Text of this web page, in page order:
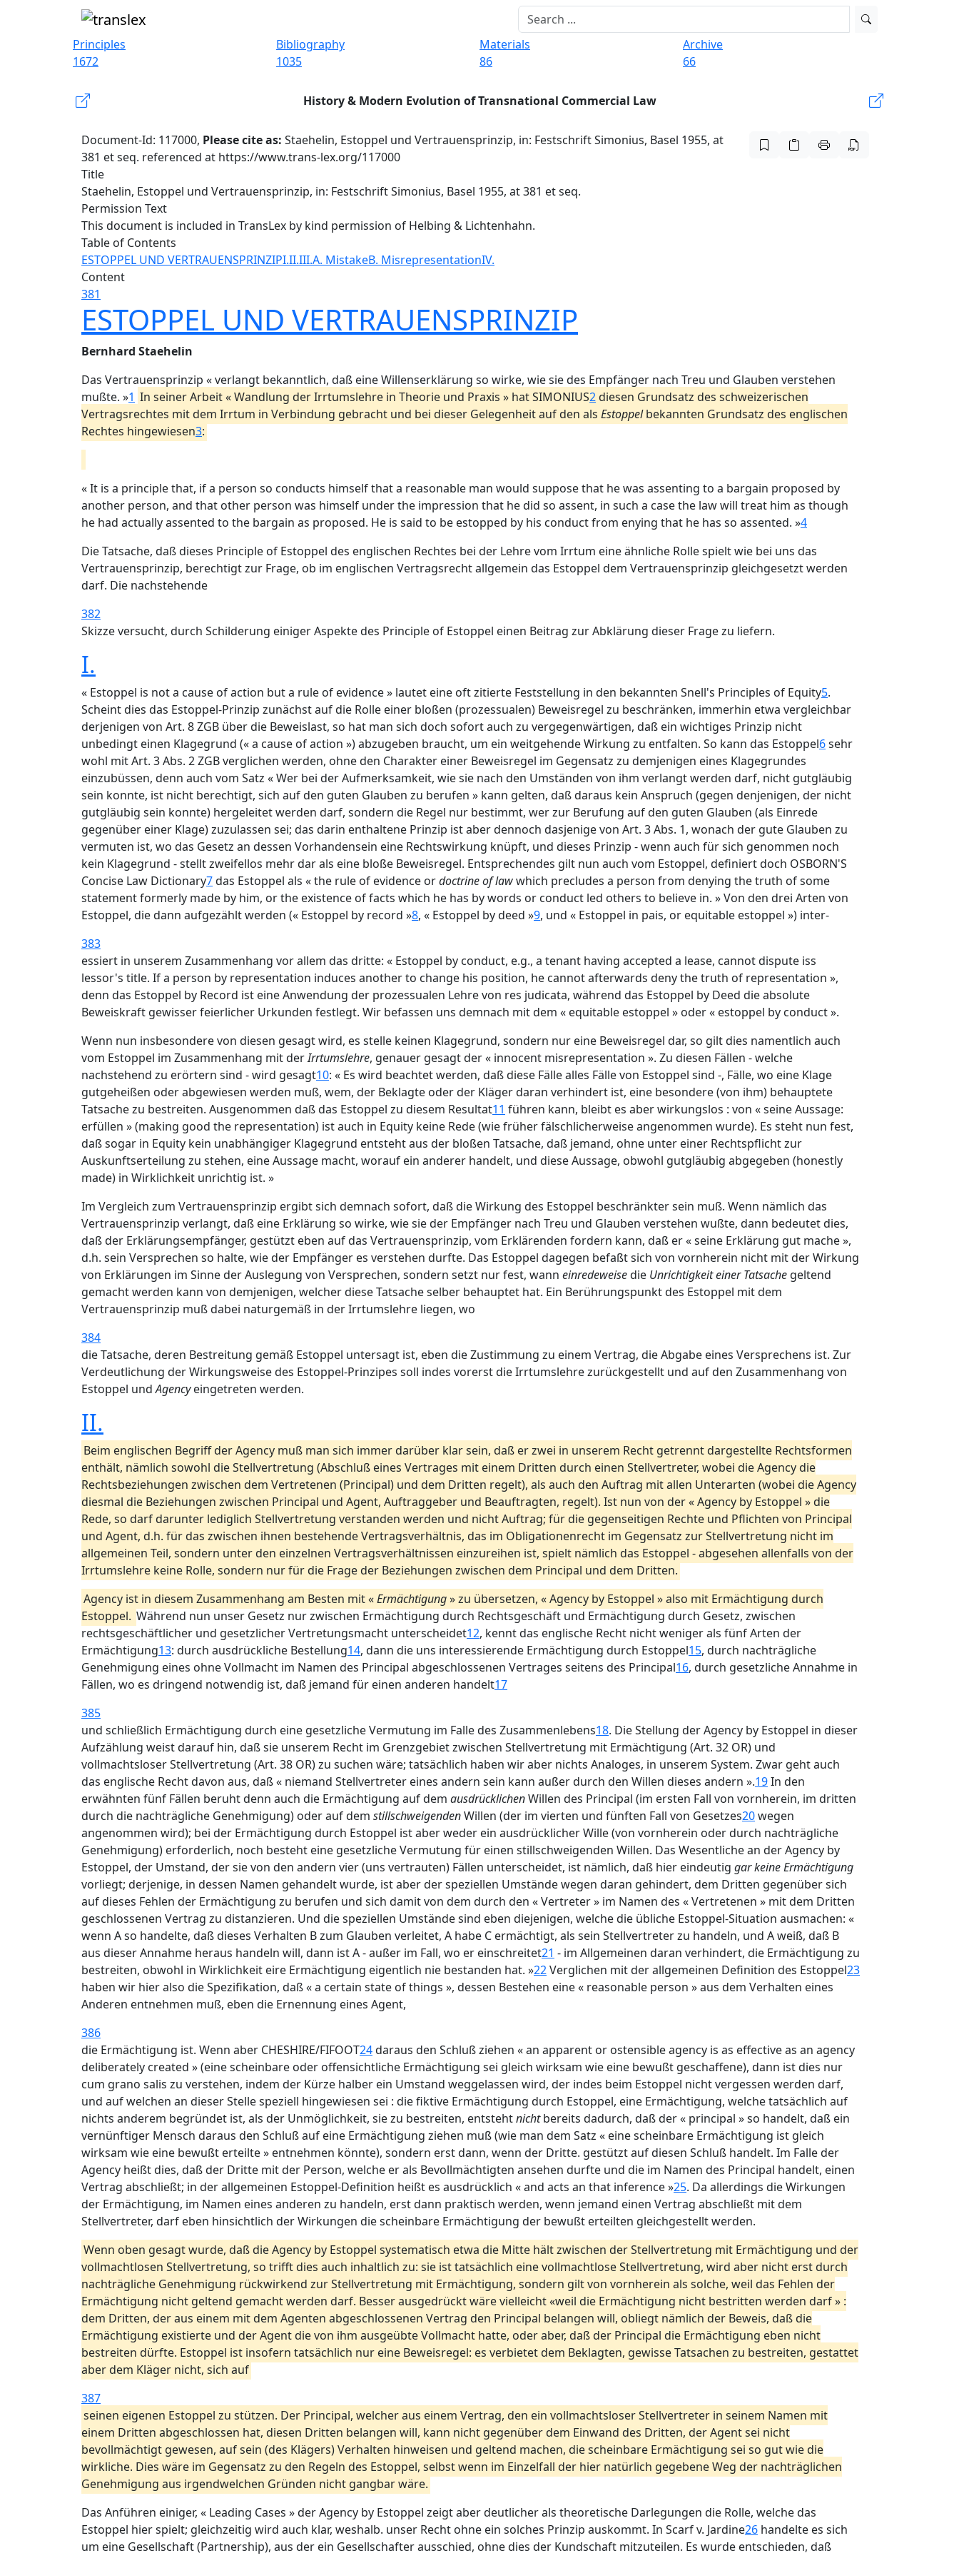
Principles
1672
Bibliography
1035
Materials
86
Archive
66
History & Modern Evolution of Transnational Commercial Law
Document-Id: 117000, Please cite as: Staehelin, Estoppel und Vertrauensprinzip, in: Festschrift Simonius, Basel 1955, at
381 et seq. referenced at https://www.trans-lex.org/117000
Title
Staehelin, Estoppel und Vertrauensprinzip, in: Festschrift Simonius, Basel 1955, at 381 et seq.
Permission Text
This document is included in TransLex by kind permission of Helbing & Lichtenhahn.
Table of Contents
ESTOPPEL UND VERTRAUENSPRINZIPI.II.III.A. MistakeB. MisrepresentationIV.
Content
381
ESTOPPEL UND VERTRAUENSPRINZIP
Bernhard Staehelin
Das Vertrauensprinzip « verlangt bekanntlich, daß eine Willenserklärung so wirke, wie sie des Empfänger nach Treu und Glauben verstehen
mußte. »1 In seiner Arbeit « Wandlung der Irrtumslehre in Theorie und Praxis » hat SIMONIUS2diesen Grundsatz des schweizerischen
Vertragsrechtes mit dem Irrtum in Verbindung gebracht und bei dieser Gelegenheit auf den als Estoppelbekannten Grundsatz des englischen
Rechtes hingewiesen3:
« It is a principle that, if a person so conducts himself that a reasonable man would suppose that he was assenting to a bargain proposed by
another person, and that other person was himself under the impression that he did so assent, in such a case the law will treat him as though
he had actually assented to the bargain as proposed. He is said to be estopped by his conduct from enying that he has so assented. »4
Die Tatsache, daß dieses Principle of Estoppel des englischen Rechtes bei der Lehre vom Irrtum eine ähnliche Rolle spielt wie bei uns das
Vertrauensprinzip, berechtigt zur Frage, ob im englischen Vertragsrecht allgemein das Estoppel dem Vertrauensprinzip gleichgesetzt werden
darf. Die nachstehende
382
Skizze versucht, durch Schilderung einiger Aspekte des Principle of Estoppel einen Beitrag zur Abklärung dieser Frage zu liefern.
I.
« Estoppel is not a cause of action but a rule of evidence » lautet eine oft zitierte Feststellung in den bekannten Snell's Principles of Equity5.
Scheint dies das Estoppel-Prinzip zunächst auf die Rolle einer bloßen (prozessualen) Beweisregel zu beschränken, immerhin etwa vergleichbar
derjenigen von Art. 8 ZGB über die Beweislast, so hat man sich doch sofort auch zu vergegenwärtigen, daß ein wichtiges Prinzip nicht
unbedingt einen Klagegrund (« a cause of action ») abzugeben braucht, um ein weitgehende Wirkung zu entfalten. So kann das Estoppel6sehr
wohl mit Art. 3 Abs. 2 ZGB verglichen werden, ohne den Charakter einer Beweisregel im Gegensatz zu demjenigen eines Klagegrundes
einzubüssen, denn auch vom Satz « Wer bei der Aufmerksamkeit, wie sie nach den Umständen von ihm verlangt werden darf, nicht gutgläubig
sein konnte, ist nicht berechtigt, sich auf den guten Glauben zu berufen » kann gelten, daß daraus kein Anspruch (gegen denjenigen, der nicht
gutgläubig sein konnte) hergeleitet werden darf, sondern die Regel nur bestimmt, wer zur Berufung auf den guten Glauben (als Einrede
gegenüber einer Klage) zuzulassen sei; das darin enthaltene Prinzip ist aber dennoch dasjenige von Art. 3 Abs. 1, wonach der gute Glauben zu
vermuten ist, wo das Gesetz an dessen Vorhandensein eine Rechtswirkung knüpft, und dieses Prinzip - wenn auch für sich genommen noch
kein Klagegrund - stellt zweifellos mehr dar als eine bloße Beweisregel. Entsprechendes gilt nun auch vom Estoppel, definiert doch OSBORN'S
Concise Law Dictionary7das Estoppel als « the rule of evidence ordoctrine of lawwhich precludes a person from denying the truth of some
statement formerly made by him, or the existence of facts which he has by words or conduct led others to believe in. » Von den drei Arten von
Estoppel, die dann aufgezählt werden (« Estoppel by record »8, « Estoppel by deed »9, und « Estoppel in pais, or equitable estoppel ») inter-
383
essiert in unserem Zusammenhang vor allem das dritte: « Estoppel by conduct, e.g., a tenant having accepted a lease, cannot dispute iss
lessor's title. If a person by representation induces another to change his position, he cannot afterwards deny the truth of representation »,
denn das Estoppel by Record ist eine Anwendung der prozessualen Lehre von res judicata, während das Estoppel by Deed die absolute
Beweiskraft gewisser feierlicher Urkunden festlegt. Wir befassen uns demnach mit dem « equitable estoppel » oder « estoppel by conduct ».
Wenn nun insbesondere von diesen gesagt wird, es stelle keinen Klagegrund, sondern nur eine Beweisregel dar, so gilt dies namentlich auch
vom Estoppel im Zusammenhang mit derIrrtumslehre, genauer gesagt der « innocent misrepresentation ». Zu diesen Fällen - welche
nachstehend zu erörtern sind - wird gesagt10: « Es wird beachtet werden, daß diese Fälle alles Fälle von Estoppel sind -, Fälle, wo eine Klage
gutgeheißen oder abgewiesen werden muß, wem, der Beklagte oder der Kläger daran verhindert ist, eine besondere (von ihm) behauptete
Tatsache zu bestreiten. Ausgenommen daß das Estoppel zu diesem Resultat11 führen kann, bleibt es aber wirkungslos : von « seine Aussage:
erfüllen » (making good the representation) ist auch in Equity keine Rede (wie früher fälschlicherweise angenommen wurde). Es steht nun fest,
daß sogar in Equity kein unabhängiger Klagegrund entsteht aus der bloßen Tatsache, daß jemand, ohne unter einer Rechtspflicht zur
Auskunftserteilung zu stehen, eine Aussage macht, worauf ein anderer handelt, und diese Aussage, obwohl gutgläubig abgegeben (honestly
made) in Wirklichkeit unrichtig ist. »
Im Vergleich zum Vertrauensprinzip ergibt sich demnach sofort, daß die Wirkung des Estoppel beschränkter sein muß. Wenn nämlich das
Vertrauensprinzip verlangt, daß eine Erklärung so wirke, wie sie der Empfänger nach Treu und Glauben verstehen wußte, dann bedeutet dies,
daß der Erklärungsempfänger, gestützt eben auf das Vertrauensprinzip, vom Erklärenden fordern kann, daß er « seine Erklärung gut mache »,
d.h. sein Versprechen so halte, wie der Empfänger es verstehen durfte. Das Estoppel dagegen befaßt sich von vornherein nicht mit der Wirkung
von Erklärungen im Sinne der Auslegung von Versprechen, sondern setzt nur fest, wann einredeweisedie Unrichtigkeit einer Tatsache geltend
gemacht werden kann von demjenigen, welcher diese Tatsache selber behauptet hat. Ein Berührungspunkt des Estoppel mit dem
Vertrauensprinzip muß dabei naturgemäß in der Irrtumslehre liegen, wo
384
die Tatsache, deren Bestreitung gemäß Estoppel untersagt ist, eben die Zustimmung zu einem Vertrag, die Abgabe eines Versprechens ist. Zur
Verdeutlichung der Wirkungsweise des Estoppel-Prinzipes soll indes vorerst die Irrtumslehre zurückgestellt und auf den Zusammenhang von
Estoppel undAgencyeingetreten werden.
II.
Beim englischen Begriff der Agency muß man sich immer darüber klar sein, daß er zwei in unserem Recht getrennt dargestellte Rechtsformen
enthält, nämlich sowohl die Stellvertretung (Abschluß eines Vertrages mit einem Dritten durch einen Stellvertreter, wobei die Agency die
Rechtsbeziehungen zwischen dem Vertretenen (Principal) und dem Dritten regelt), als auch den Auftrag mit allen Unterarten (wobei die Agency
diesmal die Beziehungen zwischen Principal und Agent, Auftraggeber und Beauftragten, regelt). Ist nun von der « Agency by Estoppel » die
Rede, so darf darunter lediglich Stellvertretung verstanden werden und nicht Auftrag; für die gegenseitigen Rechte und Pflichten von Principal
und Agent, d.h. für das zwischen ihnen bestehende Vertragsverhältnis, das im Obligationenrecht im Gegensatz zur Stellvertretung nicht im
allgemeinen Teil, sondern unter den einzelnen Vertragsverhältnissen einzureihen ist, spielt nämlich das Estoppel - abgesehen allenfalls von der
Irrtumslehre keine Rolle, sondern nur für die Frage der Beziehungen zwischen dem Principal und dem Dritten.
Agency ist in diesem Zusammenhang am Besten mit «Ermächtigung» zu übersetzen, « Agency by Estoppel » also mit Ermächtigung durch
Estoppel. Während nun unser Gesetz nur zwischen Ermächtigung durch Rechtsgeschäft und Ermächtigung durch Gesetz, zwischen
rechtsgeschäftlicher und gesetzlicher Vertretungsmacht unterscheidet12, kennt das englische Recht nicht weniger als fünf Arten der
Ermächtigung13: durch ausdrückliche Bestellung14, dann die uns interessierende Ermächtigung durch Estoppel15, durch nachträgliche
Genehmigung eines ohne Vollmacht im Namen des Principal abgeschlossenen Vertrages seitens des Principal16, durch gesetzliche Annahme in
Fällen, wo es dringend notwendig ist, daß jemand für einen anderen handelt17
385
und schließlich Ermächtigung durch eine gesetzliche Vermutung im Falle des Zusammenlebens18. Die Stellung der Agency by Estoppel in dieser
Aufzählung weist darauf hin, daß sie unserem Recht im Grenzgebiet zwischen Stellvertretung mit Ermächtigung (Art. 32 OR) und
vollmachtsloser Stellvertretung (Art. 38 OR) zu suchen wäre; tatsächlich haben wir aber nichts Analoges, in unserem System. Zwar geht auch
das englische Recht davon aus, daß « niemand Stellvertreter eines andern sein kann außer durch den Willen dieses andern ».19In den
erwähnten fünf Fällen beruht denn auch die Ermächtigung auf dem ausdrücklichenWillen des Principal (im ersten Fall von vornherein, im dritten
durch die nachträgliche Genehmigung) oder auf dem stillschweigendenWillen (der im vierten und fünften Fall von Gesetzes20wegen
angenommen wird); bei der Ermächtigung durch Estoppel ist aber weder ein ausdrücklicher Wille (von vornherein oder durch nachträgliche
Genehmigung) erforderlich, noch besteht eine gesetzliche Vermutung für einen stillschweigenden Willen. Das Wesentliche an der Agency by
Estoppel, der Umstand, der sie von den andern vier (uns vertrauten) Fällen unterscheidet, ist nämlich, daß hier eindeutig gar keine Ermächtigung
vorliegt; derjenige, in dessen Namen gehandelt wurde, ist aber der speziellen Umstände wegen daran gehindert, dem Dritten gegenüber sich
auf dieses Fehlen der Ermächtigung zu berufen und sich damit von dem durch den « Vertreter » im Namen des « Vertretenen » mit dem Dritten
geschlossenen Vertrag zu distanzieren. Und die speziellen Umstände sind eben diejenigen, welche die übliche Estoppel-Situation ausmachen: «
wenn A so handelte, daß dieses Verhalten B zum Glauben verleitet, A habe C ermächtigt, als sein Stellvertreter zu handeln, und A weiß, daß B
aus dieser Annahme heraus handeln will, dann ist A - außer im Fall, wo er einschreitet21 - im Allgemeinen daran verhindert, die Ermächtigung zu
bestreiten, obwohl in Wirklichkeit eire Ermächtigung eigentlich nie bestanden hat. »22Verglichen mit der allgemeinen Definition des Estoppel23
haben wir hier also die Spezifikation, daß « a certain state of things », dessen Bestehen eine « reasonable person » aus dem Verhalten eines
Anderen entnehmen muß, eben die Ernennung eines Agent,
386
die Ermächtigung ist. Wenn aber CHESHIRE/FIFOOT24daraus den Schluß ziehen « an apparent or ostensible agency is as effective as an agency
deliberately created » (eine scheinbare oder offensichtliche Ermächtigung sei gleich wirksam wie eine bewußt geschaffene), dann ist dies nur
cum grano salis zu verstehen, indem der Kürze halber ein Umstand weggelassen wird, der indes beim Estoppel nicht vergessen werden darf,
und auf welchen an dieser Stelle speziell hingewiesen sei : die fiktive Ermächtigung durch Estoppel, eine Ermächtigung, welche tatsächlich auf
nichts anderem begründet ist, als der Unmöglichkeit, sie zu bestreiten, entstehtnichtbereits dadurch, daß der « principal » so handelt, daß ein
vernünftiger Mensch daraus den Schluß auf eine Ermächtigung ziehen muß (wie man dem Satz « eine scheinbare Ermächtigung ist gleich
wirksam wie eine bewußt erteilte » entnehmen könnte), sondern erst dann, wenn der Dritte. gestützt auf diesen Schluß handelt. Im Falle der
Agency heißt dies, daß der Dritte mit der Person, welche er als Bevollmächtigten ansehen durfte und die im Namen des Principal handelt, einen
Vertrag abschließt; in der allgemeinen Estoppel-Definition heißt es ausdrücklich « and acts an that inference »25. Da allerdings die Wirkungen
der Ermächtigung, im Namen eines anderen zu handeln, erst dann praktisch werden, wenn jemand einen Vertrag abschließt mit dem
Stellvertreter, darf eben hinsichtlich der Wirkungen die scheinbare Ermächtigung der bewußt erteilten gleichgestellt werden.
Wenn oben gesagt wurde, daß die Agency by Estoppel systematisch etwa die Mitte hält zwischen der Stellvertretung mit Ermächtigung und der
vollmachtlosen Stellvertretung, so trifft dies auch inhaltlich zu: sie ist tatsächlich eine vollmachtlose Stellvertretung, wird aber nicht erst durch
nachträgliche Genehmigung rückwirkend zur Stellvertretung mit Ermächtigung, sondern gilt von vornherein als solche, weil das Fehlen der
Ermächtigung nicht geltend gemacht werden darf. Besser ausgedrückt wäre vielleicht «weil die Ermächtigung nicht bestritten werden darf » :
dem Dritten, der aus einem mit dem Agenten abgeschlossenen Vertrag den Principal belangen will, obliegt nämlich der Beweis, daß die
Ermächtigung existierte und der Agent die von ihm ausgeübte Vollmacht hatte, oder aber, daß der Principal die Ermächtigung eben nicht
bestreiten dürfte. Estoppel ist insofern tatsächlich nur eine Beweisregel: es verbietet dem Beklagten, gewisse Tatsachen zu bestreiten, gestattet
aber dem Kläger nicht, sich auf
387
seinen eigenen Estoppel zu stützen. Der Principal, welcher aus einem Vertrag, den ein vollmachtsloser Stellvertreter in seinem Namen mit
einem Dritten abgeschlossen hat, diesen Dritten belangen will, kann nicht gegenüber dem Einwand des Dritten, der Agent sei nicht
bevollmächtigt gewesen, auf sein (des Klägers) Verhalten hinweisen und geltend machen, die scheinbare Ermächtigung sei so gut wie die
wirkliche. Dies wäre im Gegensatz zu den Regeln des Estoppel, selbst wenn im Einzelfall der hier natürlich gegebene Weg der nachträglichen
Genehmigung aus irgendwelchen Gründen nicht gangbar wäre.
Das Anführen einiger, « Leading Cases » der Agency by Estoppel zeigt aber deutlicher als theoretische Darlegungen die Rolle, welche das
Estoppel hier spielt; gleichzeitig wird auch klar, weshalb. unser Recht ohne ein solches Prinzip auskommt. In Scarf v. Jardine26 handelte es sich
um eine Gesellschaft (Partnership), aus der ein Gesellschafter ausschied, ohne dies der Kundschaft mitzuteilen. Es wurde entschieden, daß